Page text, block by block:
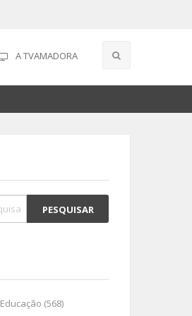
A TVAMADORA
Educação (568)